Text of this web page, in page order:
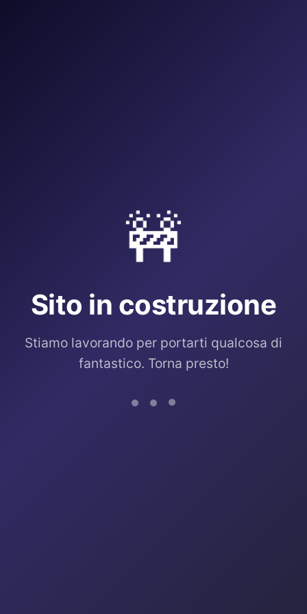
🚧
Sito in costruzione
Stiamo lavorando per portarti qualcosa di
fantastico. Torna presto!